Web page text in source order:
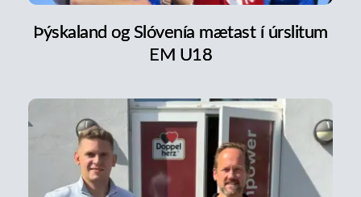
Þýskaland og Slóvenía mætast í úrslitum
EM U18